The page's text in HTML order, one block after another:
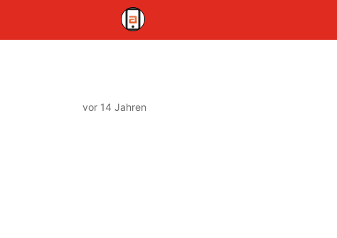
vor 14 Jahren